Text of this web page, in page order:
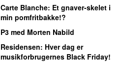
Carte Blanche: Et gnaver-skelet i
min pomfritbakke!?
P3 med Morten Nabild
Residensen: Hver dag er
musikforbrugernes Black Friday!